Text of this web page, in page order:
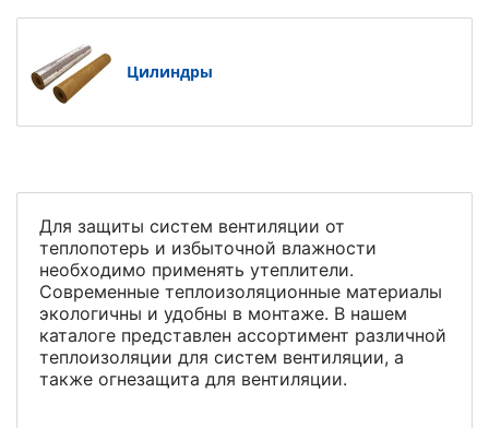
Цилиндры
Для защиты систем вентиляции от
теплопотерь и избыточной влажности
необходимо применять утеплители.
Современные теплоизоляционные материалы
экологичны и удобны в монтаже. В нашем
каталоге представлен ассортимент различной
теплоизоляции для систем вентиляции, а
также огнезащита для вентиляции.